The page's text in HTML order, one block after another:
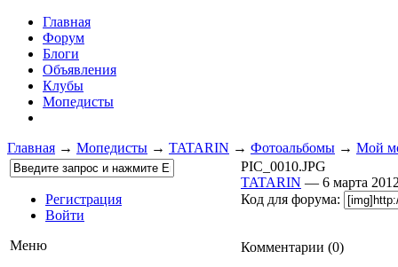
Главная
Форум
Блоги
Объявления
Клубы
Мопедисты
Главная → Мопедисты → TATARIN → Фотоальбомы → Мой
Регистрация
Войти
Меню
PIC_0010.JPG
TATARIN — 6 марта
Код для форума:
Комментарии (0)